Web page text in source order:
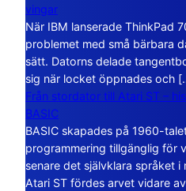
vingar
När IBM lanserade ThinkPad
problemet med små bärbara
sätt. Datorns delade
sig när locket öppnades och
Från stordator till Atari ST –
BASIC
BASIC skapades på 1960-
programmering tillgänglig för
senare det självklara språket i
Atari ST fördes arvet vidare